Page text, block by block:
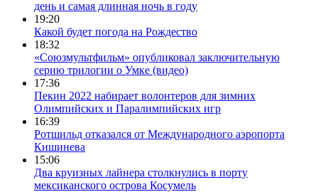
день и самая длинная ночь в году
19:20
Какой будет погода на Рождество
18:32
«Союзмультфильм» опубликовал заключительную
серию трилогии о Умке (видео)
17:36
Пекин 2022 набирает волонтеров для зимних
Олимпийских и Паралимпийских игр
16:39
Ротшильд отказался от Международного аэропорта
Кишинева
15:06
Два круизных лайнера столкнулись в порту
мексиканского острова Косумель